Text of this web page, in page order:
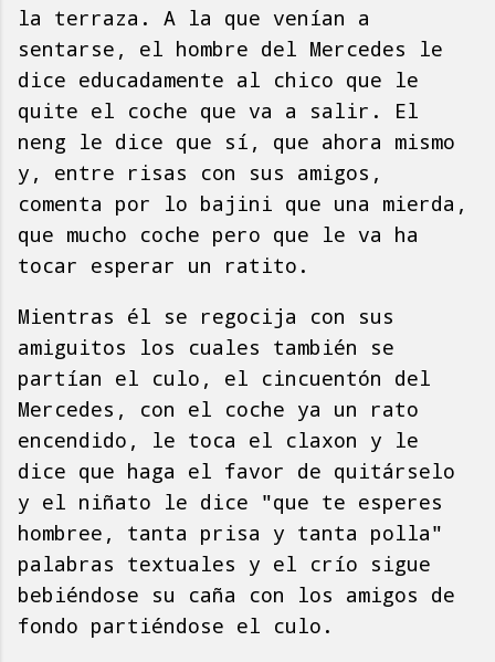
la terraza. A la que venían a
sentarse, el hombre del Mercedes le
dice educadamente al chico que le
quite el coche que va a salir. El
neng le dice que sí, que ahora mismo
y, entre risas con sus amigos,
comenta por lo bajini que una mierda,
que mucho coche pero que le va ha
tocar esperar un ratito.
Mientras él se regocija con sus
amiguitos los cuales también se
partían el culo, el cincuentón del
Mercedes, con el coche ya un rato
encendido, le toca el claxon y le
dice que haga el favor de quitárselo
y el niñato le dice "que te esperes
hombree, tanta prisa y tanta polla"
palabras textuales y el crío sigue
bebiéndose su caña con los amigos de
fondo partiéndose el culo.